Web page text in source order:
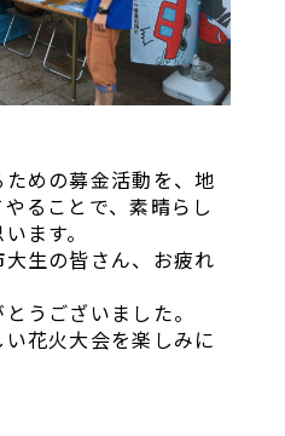
めの募金活動を、地
ることで、素晴らし
ます。
生の皆さん、お疲れ
うございました。
花火大会を楽しみに